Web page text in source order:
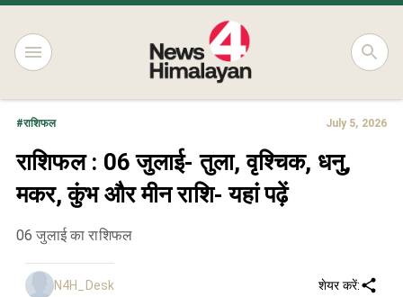
#राशिफल July 5, 2026
राशिफल : 06 जुलाई- तुला, वृश्चिक, धनु,
मकर, कुंभ और मीन राशि- यहां पढ़ें
06 जुलाई का राशिफल
N4H_Desk शेयर करें: